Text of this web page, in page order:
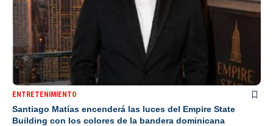
ENTRETENIMIENTO
Santiago Matías encenderá las luces del Empire State
Building con los colores de la bandera dominicana